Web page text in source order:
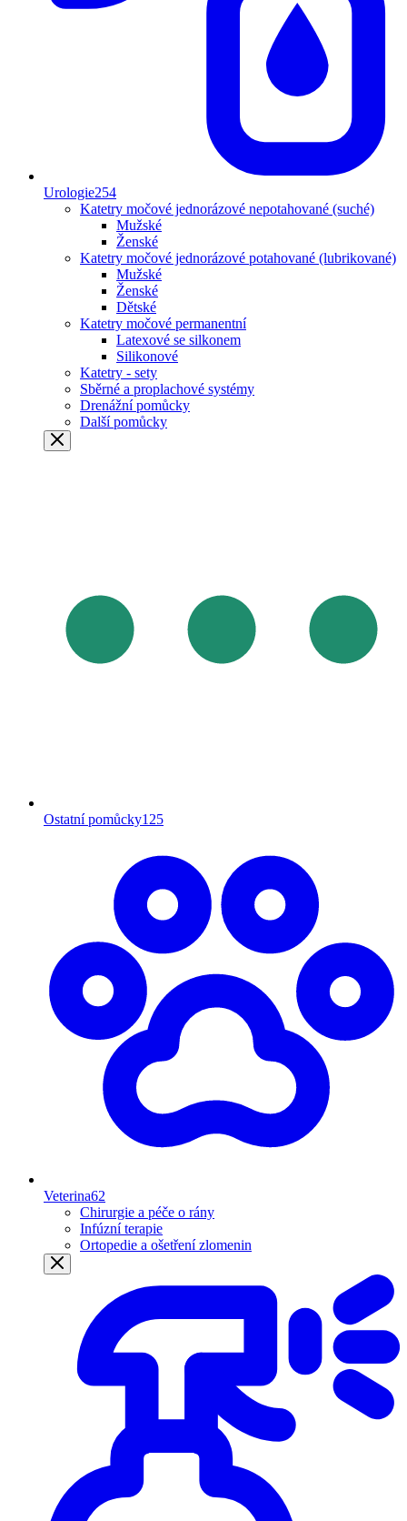
Urologie254
Katetry močové jednorázové nepotahované (suché)
Mužské
Ženské
Katetry močové jednorázové potahované (lubrikované)
Mužské
Ženské
Dětské
Katetry močové permanentní
Latexové se silkonem
Silikonové
Katetry - sety
Sběrné a proplachové systémy
Drenážní pomůcky
Další pomůcky
Ostatní pomůcky125
Veterina62
Chirurgie a péče o rány
Infúzní terapie
Ortopedie a ošetření zlomenin